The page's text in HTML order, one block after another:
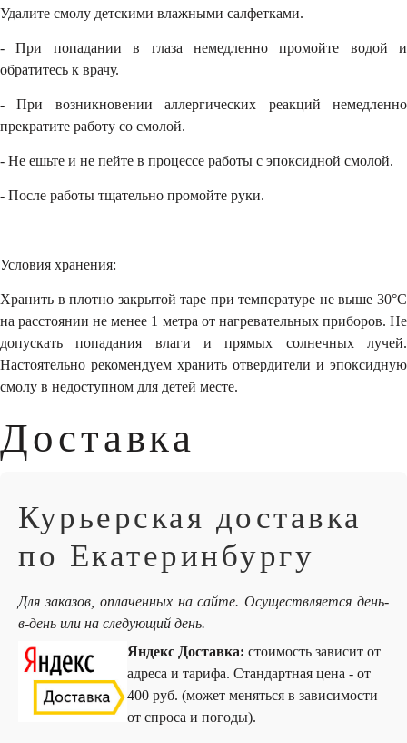
Удалите смолу детскими влажными салфетками.
- При попадании в глаза немедленно промойте водой и
обратитесь к врачу.
- При возникновении аллергических реакций немедленно
прекратите работу со смолой.
- Не ешьте и не пейте в процессе работы с эпоксидной смолой.
- После работы тщательно промойте руки.
Условия хранения:
Хранить в плотно закрытой таре при температуре не выше 30°С
на расстоянии не менее 1 метра от нагревательных приборов. Не
допускать попадания влаги и прямых солнечных лучей.
Настоятельно рекомендуем хранить отвердители и эпоксидную
смолу в недоступном для детей месте.
Доставка
Курьерская доставка
по Екатеринбургу
Для заказов, оплаченных на сайте. Осуществляется день-
в-день или на следующий день.
Яндекс Доставка: стоимость зависит от
адреса и тарифа. Стандартная цена - от
400 руб. (может меняться в зависимости
от спроса и погоды).